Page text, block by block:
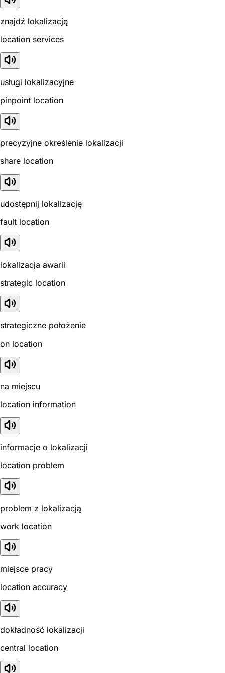
znajdź lokalizację
location services
usługi lokalizacyjne
pinpoint location
precyzyjne określenie lokalizacji
share location
udostępnij lokalizację
fault location
lokalizacja awarii
strategic location
strategiczne położenie
on location
na miejscu
location information
informacje o lokalizacji
location problem
problem z lokalizacją
work location
miejsce pracy
location accuracy
dokładność lokalizacji
central location